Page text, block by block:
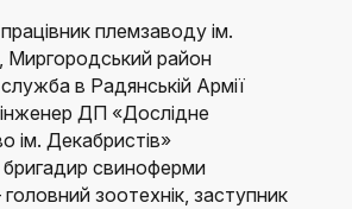
племзаводу ім.
Миргородський район
в Радянській Армії
ДП «Дослідне
ім. Декабристів»
свиноферми
зоотехнік, заступник